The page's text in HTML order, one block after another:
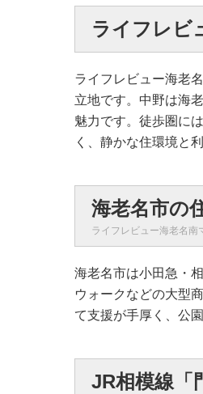
ライフレビ
ライフレビュー海老
立地です。中野は海
魅力です。徒歩圏に
く、静かな住環境と
海老名市の
ライフレビュー海老名南
海老名市は小田急・
ウォークなどの大型
て支援が手厚く、公
JR相模線「